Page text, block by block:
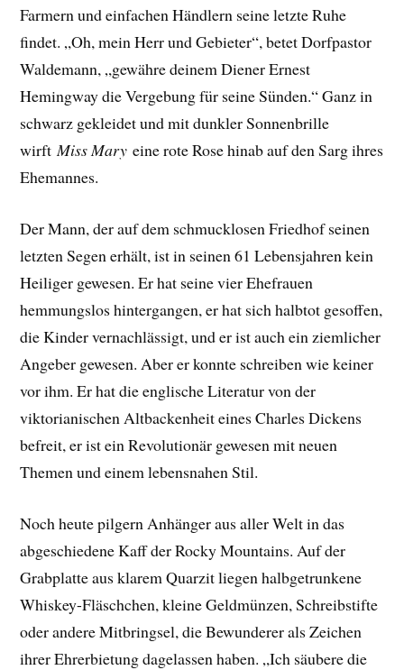
Farmern und einfachen Händlern seine letzte Ruhe
findet. „Oh, mein Herr und Gebieter“, betet Dorfpastor
Waldemann, „gewähre deinem Diener Ernest
Hemingway die Vergebung für seine Sünden.“ Ganz in
schwarz gekleidet und mit dunkler Sonnenbrille
wirftMiss Mary eine rote Rose hinab auf den Sarg ihres
Ehemannes.
Der Mann, der auf dem schmucklosen Friedhof seinen
letzten Segen erhält, ist in seinen 61 Lebensjahren kein
Heiliger gewesen. Er hat seine vier Ehefrauen
hemmungslos hintergangen, er hat sich halbtot gesoffen,
die Kinder vernachlässigt, und er ist auch ein ziemlicher
Angeber gewesen. Aber er konnte schreiben wie keiner
vor ihm. Er hat die englische Literatur von der
viktorianischen Altbackenheit eines Charles Dickens
befreit, er ist ein Revolutionär gewesen mit neuen
Themen und einem lebensnahen Stil.
Noch heute pilgern Anhänger aus aller Welt in das
abgeschiedene Kaff der Rocky Mountains. Auf der
Grabplatte aus klarem Quarzit liegen halbgetrunkene
Whiskey-Fläschchen, kleine Geldmünzen, Schreibstifte
oder andere Mitbringsel, die Bewunderer als Zeichen
ihrer Ehrerbietung dagelassen haben. „Ich säubere die